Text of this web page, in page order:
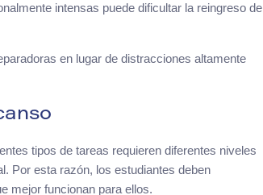
intensas puede dificultar la reingreso de
en lugar de distracciones altamente
tipos de tareas requieren diferentes niveles
Por esta razón, los estudiantes deben
mejor funcionan para ellos.